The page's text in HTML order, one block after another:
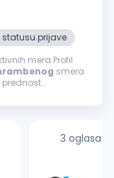
statusu prijave
mera Profil
smera
prednost
3 oglasa